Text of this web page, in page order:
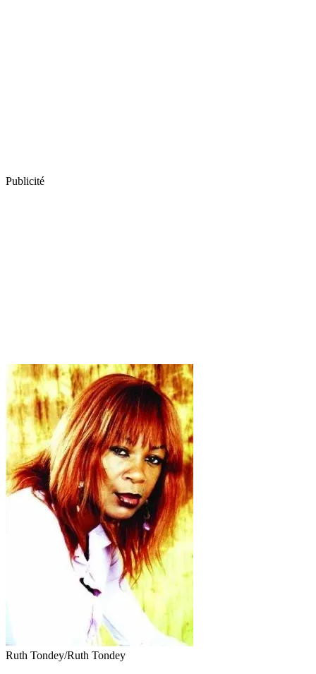
Publicité
Ruth Tondey/Ruth Tondey